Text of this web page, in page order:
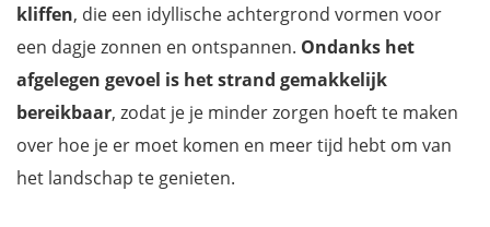
kliffen, die een idyllische achtergrond vormen voor
een dagje zonnen en ontspannen. Ondanks het
afgelegen gevoel is het strand gemakkelijk
bereikbaar, zodat je je minder zorgen hoeft te maken
over hoe je er moet komen en meer tijd hebt om van
het landschap te genieten.